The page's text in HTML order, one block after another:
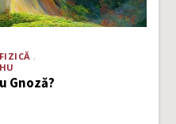
Gnoză?